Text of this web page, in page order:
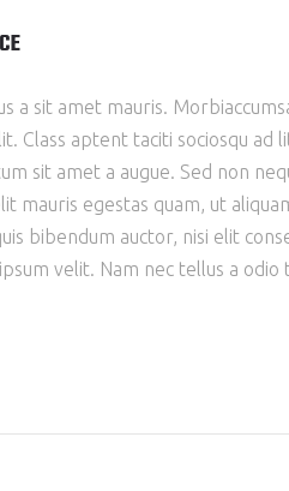
a sit amet mauris.
Class aptent taciti sociosqu
sit amet a augue. Sed non
egestas quam, ut
bibendum auctor, nisi elit
velit. Nam nec tellus a